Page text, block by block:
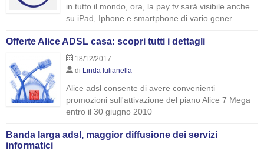
in tutto il mondo, ora, la pay tv sarà visibile anche
su iPad, Iphone e smartphone di vario gener
Offerte Alice ADSL casa: scopri tutti i dettagli
18/12/2017
di Linda Iulianella
Alice adsl consente di avere convenienti
promozioni sull'attivazione del piano Alice 7 Mega
entro il 30 giugno 2010
Banda larga adsl, maggior diffusione dei servizi
informatici